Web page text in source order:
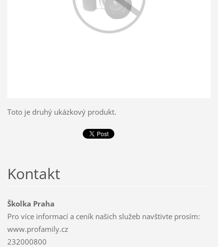
Toto je druhý ukázkový produkt.
Kontakt
Školka Praha
Pro více informací a ceník našich služeb navštivte prosím:
www.profamily.cz
232000800